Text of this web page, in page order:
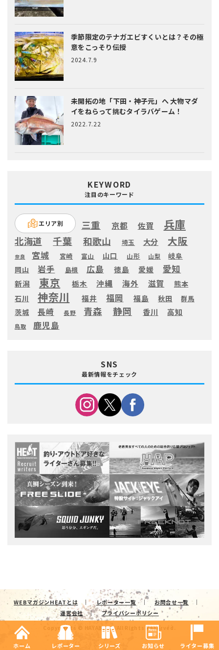
季節限定のテナガエビすくいとは？ その極
意をこっそり伝授
2024.7.9
未開拓の地「下田・神子元」へ大物マダ
イをねらって挑むタイラバゲーム！
2022.7.22
KEYWORD
注目のキーワード
エリア別 三重 京都 佐賀 兵庫
北海道 千葉 和歌山 埼玉 大分 大阪
奈良 宮城 宮崎 富山 山口 山形 山梨
岐阜
岡山
岩手 島根 広島 徳島 愛媛 愛知
新潟 東京 栃木 沖縄 海外 滋賀
熊本
石川
神奈川 福井 福岡 福島 秋田 群馬
茨城 長崎 長野 青森 静岡 香川 高知
鳥取 鹿児島
SNS
最新情報をチェック
ホーム レポーター シリーズ お知らせ ライター募集
WEBマガジンHEATとは レポーター一覧
お問合せ一覧
運営会社
プライバシーポリシー
Copyrights © HAYABUSA. All Rights Reserved.